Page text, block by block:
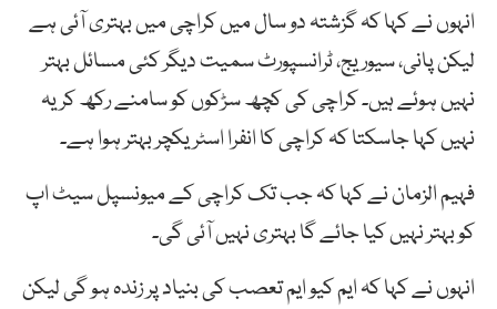
انہوں نے کہا کہ گزشتہ دو سال میں کراچی میں بہتری آئی ہے
لیکن پانی، سیوریج، ٹرانسپورٹ سمیت دیگر کئی مسائل بہتر
نہیں ہوئے ہیں۔ کراچی کی کچھ سڑکوں کو سامنے رکھ کر یہ
نہیں کہا جاسکتا کہ کراچی کا انفرا اسٹریکچر بہتر ہوا ہے۔
فہیم الزمان نے کہا کہ جب تک کراچی کے میونسپل سیٹ اپ
کو بہتر نہیں کیا جائے گا بہتری نہیں آئی گی۔
انہوں نے کہا کہ ایم کیو ایم تعصب کی بنیاد پر زندہ ہو گی لیکن